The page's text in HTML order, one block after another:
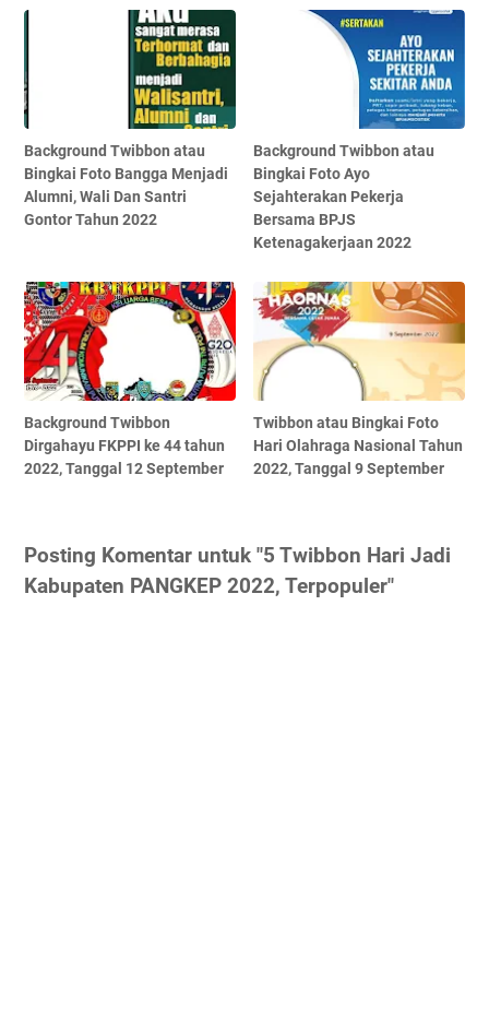
Background Twibbon atau
Bingkai Foto Bangga Menjadi
Alumni, Wali Dan Santri
Gontor Tahun 2022
Background Twibbon atau
Bingkai Foto Ayo
Sejahterakan Pekerja
Bersama BPJS
Ketenagakerjaan 2022
Background Twibbon
Dirgahayu FKPPI ke 44 tahun
2022, Tanggal 12 September
Twibbon atau Bingkai Foto
Hari Olahraga Nasional Tahun
2022, Tanggal 9 September
Posting Komentar untuk "5 Twibbon Hari Jadi
Kabupaten PANGKEP 2022, Terpopuler"